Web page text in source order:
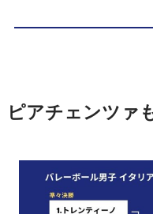
ピアチェンツァ